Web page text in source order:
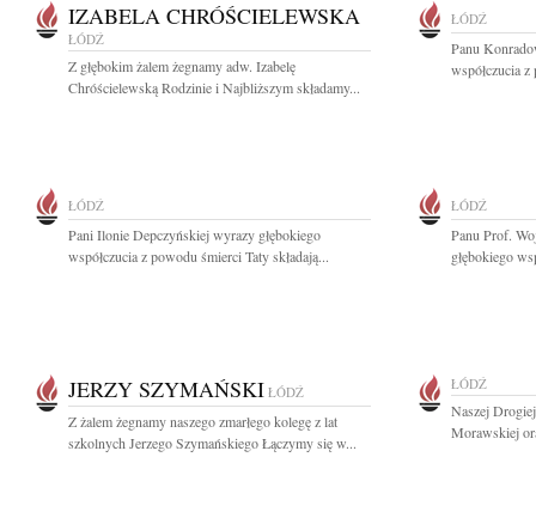
IZABELA CHRÓŚCIELEWSKA
ŁÓDŹ
Z głębokim żalem żegnamy adw. Izabelę
Chróścielewską Rodzinie i Najbliższym składamy...
ŁÓDŹ
Panu
współczucia
ŁÓDŹ
Pani Ilonie Depczyńskiej wyrazy głębokiego
współczucia z powodu śmierci Taty składają...
ŁÓDŹ
Panu Prof.
głębokiego
JERZY SZYMAŃSKI ŁÓDŹ
Z żalem żegnamy naszego zmarłego kolegę z lat
szkolnych Jerzego Szymańskiego Łączymy się w...
ŁÓDŹ
Naszej
Morawskiej